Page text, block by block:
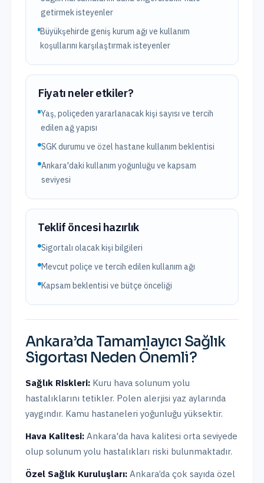
getirmek isteyenler
Büyükşehirde geniş kurum ağı ve kullanım
koşullarını karşılaştırmak isteyenler
Fiyatı neler etkiler?
Yaş, poliçeden yararlanacak kişi sayısı ve tercih
edilen ağ yapısı
SGK durumu ve özel hastane kullanım beklentisi
Ankara'daki kullanım yoğunluğu ve kapsam
seviyesi
Teklif öncesi hazırlık
Sigortalı olacak kişi bilgileri
Mevcut poliçe ve tercih edilen kullanım ağı
Kapsam beklentisi ve bütçe önceliği
Ankara’da Tamamlayıcı Sağlık
Sigortası Neden Önemli?
Sağlık Riskleri: Kuru hava solunum yolu
hastalıklarını tetikler. Polen alerjisi yaz aylarında
yaygındır. Kamu hastaneleri yoğunluğu yüksektir.
Hava Kalitesi: Ankara'da hava kalitesi orta seviyede
olup solunum yolu hastalıkları riski bulunmaktadır.
Özel Sağlık Kuruluşları: Ankara’da çok sayıda özel